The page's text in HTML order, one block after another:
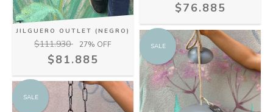
JILGUERO OUTLET (NEGRO)
$111.930 27% OFF
$81.885
$76.885
SALE
SALE